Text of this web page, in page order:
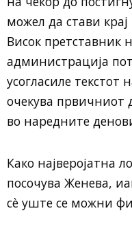
можел да стави
Висок претставник
администрација
усогласиле
очекува првичниот
во наредните
Како најверојатна
посочува Женева,
сè уште се можни